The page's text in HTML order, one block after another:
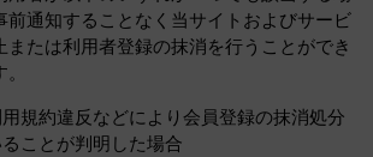
前通知することなく当サイトおよびサービ
または利用者登録の抹消を行うことができ
規約違反などにより会員登録の抹消処分
ことが判明した場合